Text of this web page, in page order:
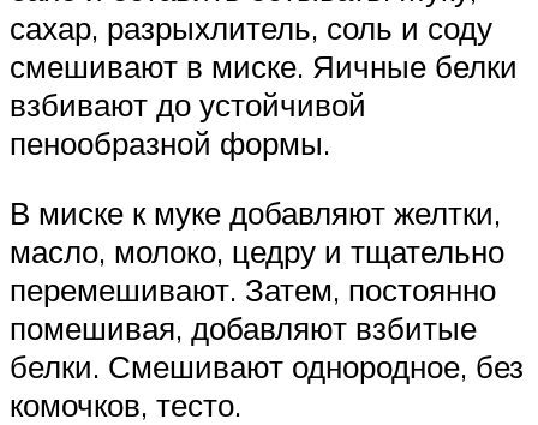
сахар, разрыхлитель, соль и соду
смешивают в миске. Яичные белки
взбивают до устойчивой
пенообразной формы.
В миске к муке добавляют желтки,
масло, молоко, цедру и тщательно
перемешивают. Затем, постоянно
помешивая, добавляют взбитые
белки. Смешивают однородное, без
комочков, тесто.